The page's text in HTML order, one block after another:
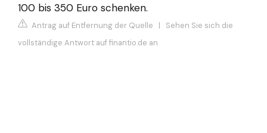
100 bis 350 Euro schenken.
Antrag auf Entfernung der Quelle | Sehen Sie sich die
vollständige Antwort auf finantio.de an